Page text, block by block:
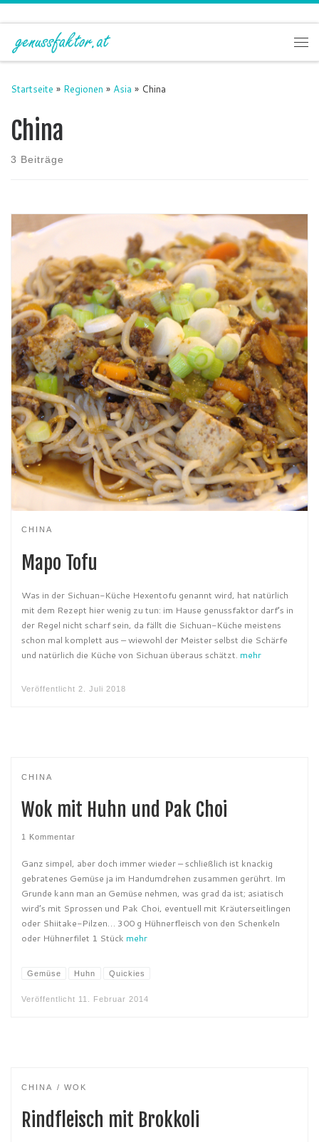
Zum Inhalt springen
Startseite » Regionen » Asia » China
China
3 Beiträge
CHINA
Mapo Tofu
Was in der Sichuan-Küche Hexentofu genannt wird, hat natürlich
mit dem Rezept hier wenig zu tun: im Hause genussfaktor darf’s in
der Regel nicht scharf sein, da fällt die Sichuan-Küche meistens
schon mal komplett aus – wiewohl der Meister selbst die Schärfe
und natürlich die Küche von Sichuan überaus schätzt. mehr
Veröffentlicht 2. Juli 2018
CHINA
Wok mit Huhn und Pak Choi
1 Kommentar
Ganz simpel, aber doch immer wieder – schließlich ist knackig
gebratenes Gemüse ja im Handumdrehen zusammen gerührt. Im
Grunde kann man an Gemüse nehmen, was grad da ist; asiatisch
wird’s mit Sprossen und Pak Choi, eventuell mit Kräuterseitlingen
oder Shiitake-Pilzen… 300 g Hühnerfleisch von den Schenkeln
oder Hühnerfilet 1 Stück mehr
Gemüse Huhn Quickies
Veröffentlicht 11. Februar 2014
CHINA WOK
Rindfleisch mit Brokkoli